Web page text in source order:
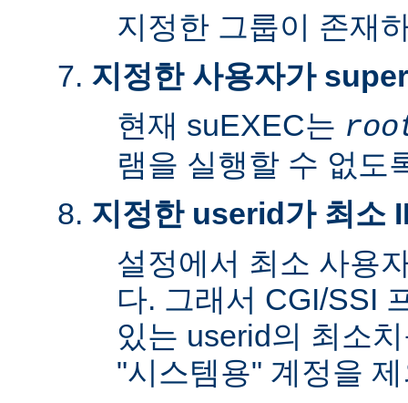
지정한 그룹이 존재
지정한 사용자가
현재 suEXEC는
램을 실행할 수 없도
지정한 userid가 최소
설정에서 최소 사용
다. 그래서 CGI/SSI
있는 userid의 최소
"시스템용" 계정을